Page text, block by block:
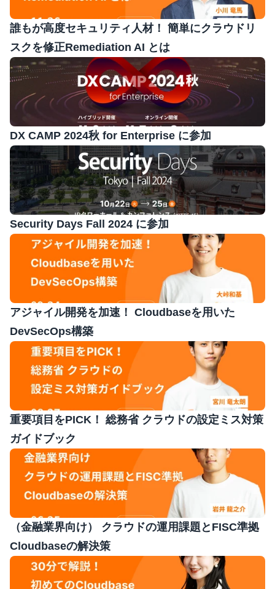
誰もが高度セキュリティ人材！ 簡単にクラウドリ
スクを修正Remediation AI とは
DX CAMP 2024秋 for Enterprise に参加
Security Days Fall 2024 に参加
アジャイル開発を加速！ Cloudbaseを用いた
DevSecOps構築
重要項目をPICK！ 総務省 クラウドの設定ミス対策
ガイドブック
（金融業界向け） クラウドの運用課題とFISC準拠
Cloudbaseの解決策